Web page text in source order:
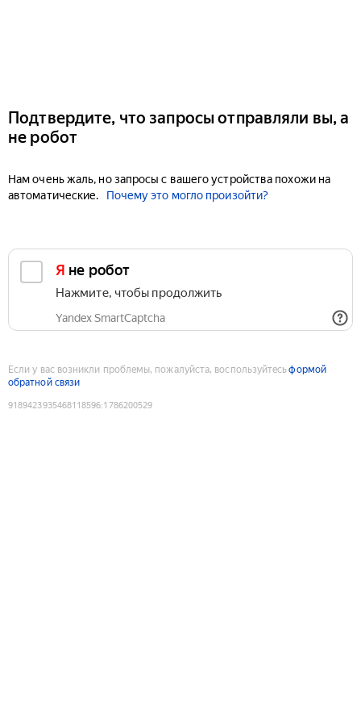
Подтвердите, что запросы отправляли вы, а
не робот
Нам очень жаль, но запросы с вашего устройства похожи на
автоматические.
Почему это могло произойти?
Я не робот
Нажмите, чтобы продолжить
Yandex SmartCaptcha
Если у вас возникли проблемы, пожалуйста, воспользуйтесьформой
обратной связи
9189423935468118596:1786200529